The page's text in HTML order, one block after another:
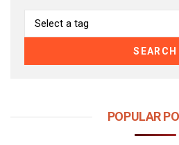
SEARCH
POPULAR